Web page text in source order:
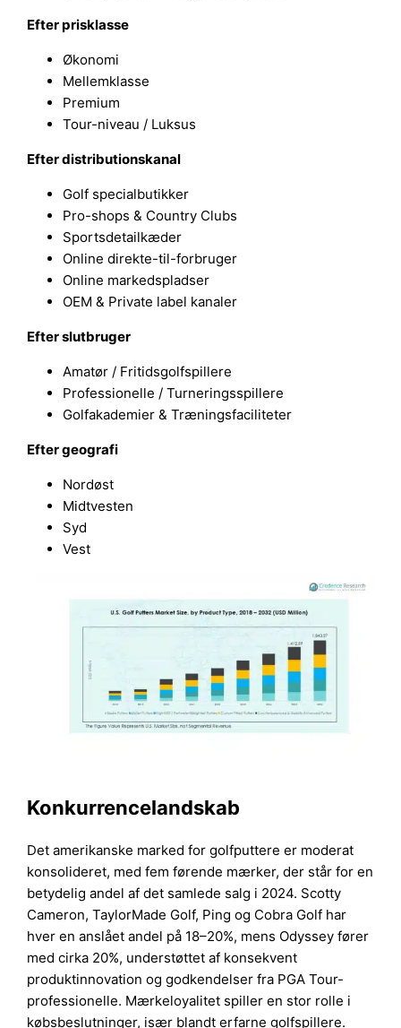
Efter prisklasse
Økonomi
Mellemklasse
Premium
Tour-niveau / Luksus
Efter distributionskanal
Golf specialbutikker
Pro-shops & Country Clubs
Sportsdetailkæder
Online direkte-til-forbruger
Online markedspladser
OEM & Private label kanaler
Efter slutbruger
Amatør / Fritidsgolfspillere
Professionelle / Turneringsspillere
Golfakademier & Træningsfaciliteter
Efter geografi
Nordøst
Midtvesten
Syd
Vest
Konkurrencelandskab
Det amerikanske marked for golfputtere er moderat
konsolideret, med fem førende mærker, der står for en
betydelig andel af det samlede salg i 2024. Scotty
Cameron, TaylorMade Golf, Ping og Cobra Golf har
hver en anslået andel på 18–20%, mens Odyssey fører
med cirka 20%, understøttet af konsekvent
produktinnovation og godkendelser fra PGA Tour-
professionelle. Mærkeloyalitet spiller en stor rolle i
købsbeslutninger, især blandt erfarne golfspillere.